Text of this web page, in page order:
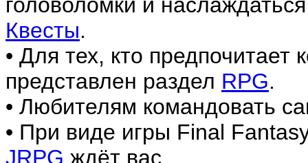
Квесты.
• Для тех, кто
представлен раздел RPG.
• Любителям командовать
• При виде игры Final
JRPG ждёт вас.